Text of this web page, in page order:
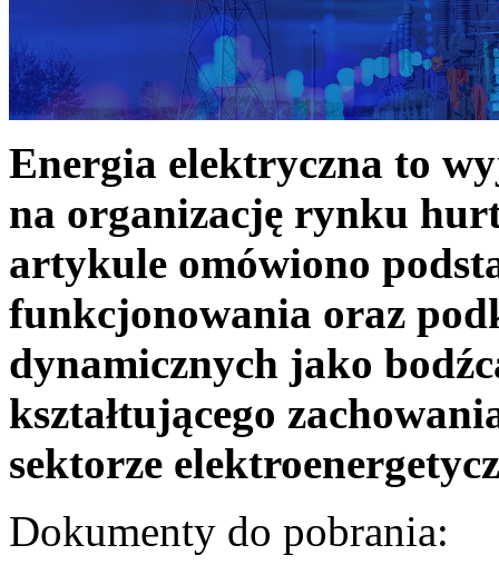
Energia elektryczna to
na organizację rynku
artykule omówiono
funkcjonowania oraz
dynamicznych jako
kształtującego
sektorze
Dokumenty do pobrania: